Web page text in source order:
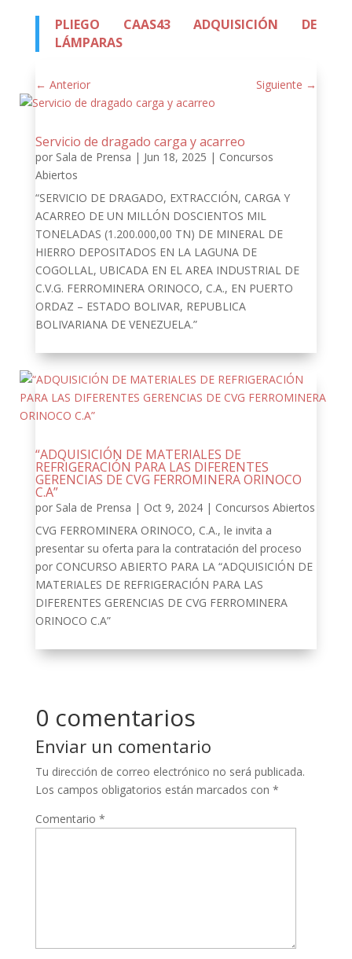
PLIEGO CAAS43 ADQUISICIÓN DE
LÁMPARAS
← Anterior Siguiente →
Servicio de dragado carga y acarreo
por Sala de Prensa | Jun 18, 2025 | Concursos
Abiertos
“SERVICIO DE DRAGADO, EXTRACCIÓN, CARGA Y
ACARREO DE UN MILLÓN DOSCIENTOS MIL
TONELADAS (1.200.000,00 TN) DE MINERAL DE
HIERRO DEPOSITADOS EN LA LAGUNA DE
COGOLLAL, UBICADA EN EL AREA INDUSTRIAL DE
C.V.G. FERROMINERA ORINOCO, C.A., EN PUERTO
ORDAZ – ESTADO BOLIVAR, REPUBLICA
BOLIVARIANA DE VENEZUELA.”
“ADQUISICIÓN DE MATERIALES DE
REFRIGERACIÓN PARA LAS DIFERENTES
GERENCIAS DE CVG FERROMINERA ORINOCO
C.A”
por Sala de Prensa | Oct 9, 2024| Concursos Abiertos
CVG FERROMINERA ORINOCO, C.A., le invita a
presentar su oferta para la contratación del proceso
por CONCURSO ABIERTO PARA LA “ADQUISICIÓN DE
MATERIALES DE REFRIGERACIÓN PARA LAS
DIFERENTES GERENCIAS DE CVG FERROMINERA
ORINOCO C.A”
0 comentarios
Enviar un comentario
Tu dirección de correo electrónico no será publicada.
Los campos obligatorios están marcados con *
Comentario *